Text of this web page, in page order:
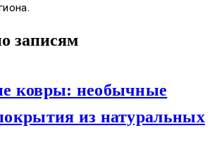
записям
ковры: необычные
из натуральных